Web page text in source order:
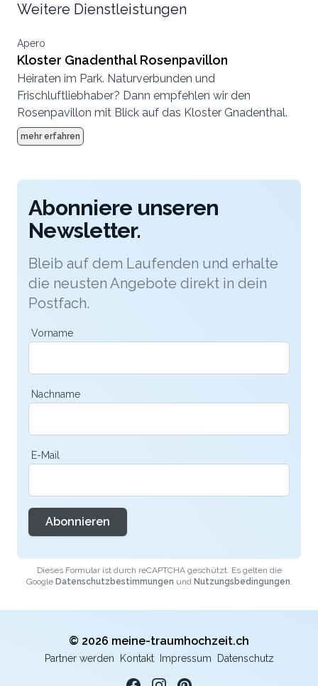
Weitere Dienstleistungen
Apero
Kloster Gnadenthal Rosenpavillon
Heiraten im Park. Naturverbunden und
Frischluftliebhaber? Dann empfehlen wir den
Rosenpavillon mit Blick auf das Kloster Gnadenthal.
mehr erfahren
Abonniere unseren
Newsletter.
Bleib auf dem Laufenden und erhalte
die neusten Angebote direkt in dein
Postfach.
Vorname
Nachname
E-Mail
Abonnieren
Dieses Formular ist durch reCAPTCHA geschützt. Es gelten die
Google Datenschutzbestimmungen und Nutzungsbedingungen.
© 2026 meine-traumhochzeit.ch
Partner werden Kontakt Impressum Datenschutz